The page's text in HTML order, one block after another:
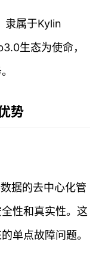
隶属于Kylin
生态为使命，
势
据的去中心化管
性和真实性。这
单点故障问题。